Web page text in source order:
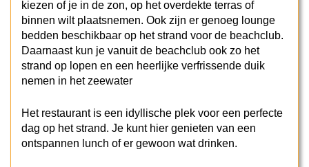
kiezen of je in de zon, op het overdekte terras of
binnen wilt plaatsnemen. Ook zijn er genoeg lounge
bedden beschikbaar op het strand voor de beachclub.
Daarnaast kun je vanuit de beachclub ook zo het
strand op lopen en een heerlijke verfrissende duik
nemen in het zeewater
Het restaurant is een idyllische plek voor een perfecte
dag op het strand. Je kunt hier genieten van een
ontspannen lunch of er gewoon wat drinken.